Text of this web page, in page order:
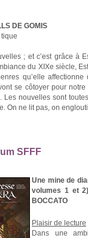
DE GOMIS
; et c’est grâce à
du XIXe siècle,
qu’elle
se côtoyer pour
Les nouvelles sont
On ne lit pas, on
SFFF
Une mine de
volumes 1 et
BOCCATO
Plaisir de lecture
Dans une